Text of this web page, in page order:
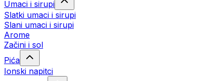
Umaci i sirupi
Slatki umaci i sirupi
Slani umaci i sirupi
Arome
Začini i sol
Pića
Ionski napitci